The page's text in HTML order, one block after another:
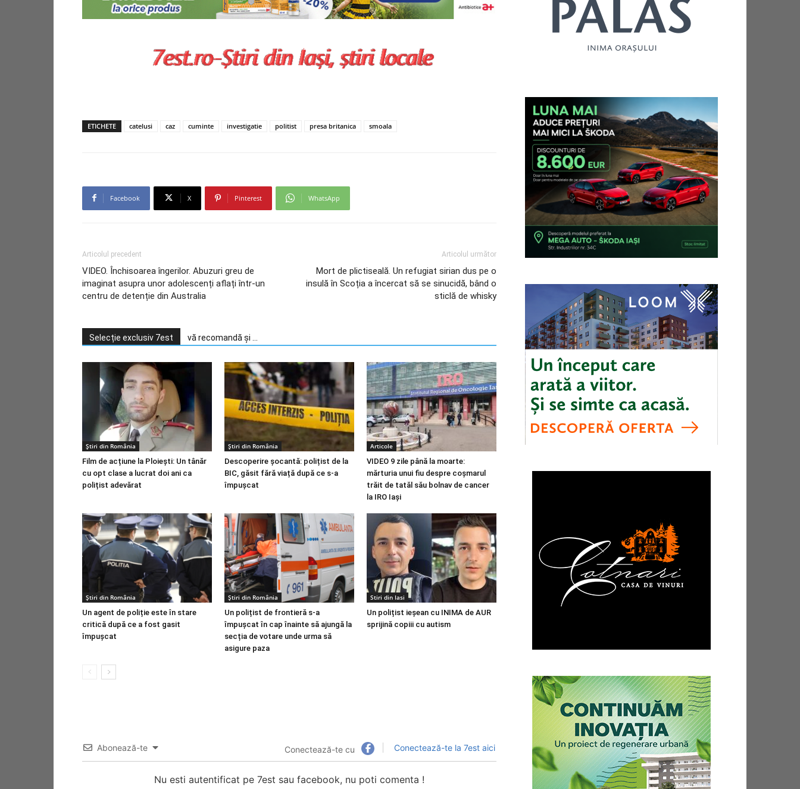
ETICHETE catelusi caz cuminte investigatie politist presa britanica smoala
Facebook X Pinterest WhatsApp
Articolul precedent
VIDEO. Închisoarea îngerilor. Abuzuri greu de
imaginat asupra unor adolescenți aflați într-un
centru de detenție din Australia
Articolul următor
Mort de plictiseală. Un refugiat sirian dus pe o
insulă în Scoția a încercat să se sinucidă, bând o
sticlă de whisky
Selecție exclusiv 7est vă recomandă și ...
Știri din România
Film de acțiune la Ploiești: Un tânăr
cu opt clase a lucrat doi ani ca
polițist adevărat
Știri din România
Descoperire șocantă: polițist de la
BIC, găsit fără viață după ce s-a
împușcat
Articole
VIDEO 9 zile până la moarte:
mărturia unui fiu despre coșmarul
trăit de tatăl său bolnav de cancer
la IRO Iași
Știri din România
Un agent de poliție este în stare
critică după ce a fost gasit
împușcat
Știri din România
Un polițist de frontieră s-a
împușcat în cap înainte să ajungă la
secția de votare unde urma să
asigure paza
Stiri din Iasi
Un polițist ieșean cu INIMA de AUR
sprijină copiii cu autism
Abonează-te Conectează-te cu Conectează-te la 7est aici
Nu esti autentificat pe 7est sau facebook, nu poti comenta !